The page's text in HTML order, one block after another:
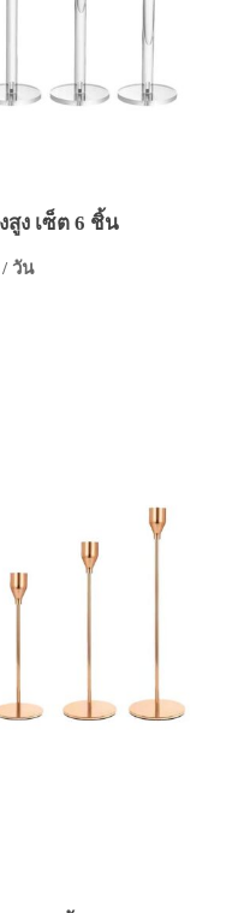
สูง เซ็ต 6 ชิ้น
วัน